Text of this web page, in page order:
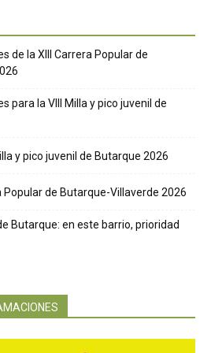
de la XIII Carrera Popular de
para la VIII Milla y pico juvenil de
y pico juvenil de Butarque 2026
Popular de Butarque-Villaverde 2026
Butarque: en este barrio, prioridad